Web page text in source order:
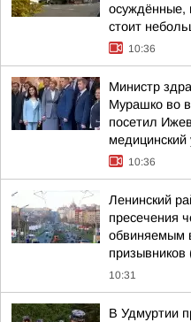
осуждённые,
стоит
10:36
Министр
Мурашко во
посетил
медицинский
10:36
Ленинский
пресечения
обвиняемым
призывников
10:31
В Удмуртии